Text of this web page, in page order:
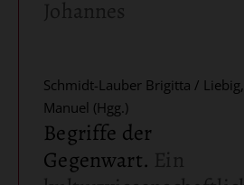
Schmidt-Lauber Brigitta / Liebig,
Manuel (Hgg.)
Begriffe der
Gegenwart.